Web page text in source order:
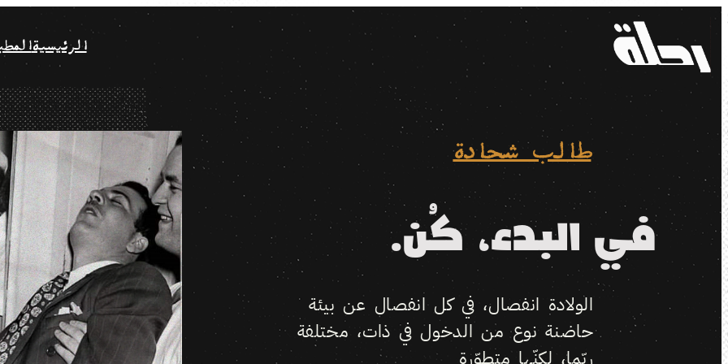
الرئيسية
طالب شحادة
في البدء، كُن.
الولادة انفصال، في كل انفصال عن بيئة
حاضنة نوع من الدخول في ذات، مختلفة
ربّما، لكنّها متطوّرة